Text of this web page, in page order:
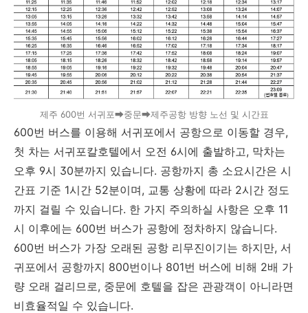
제주 600번 서귀포➡중문➡제주공항 방향 노선 및 시간표
600번 버스를 이용해 서귀포에서 공항으로 이동할 경우,
첫 차는 서귀포칼호텔에서 오전 6시에 출발하고, 막차는
오후 9시 30분까지 있습니다. 공항까지 총 소요시간은 시
간표 기준 1시간 52분이며, 교통 상황에 따라 2시간 정도
까지 걸릴 수 있습니다. 한 가지 주의하실 사항은 오후 11
시 이후에는 600번 버스가 공항에 정차하지 않습니다.
600번 버스가 가장 오래된 공항 리무진이기는 하지만, 서
귀포에서 공항까지 800번이나 801번 버스에 비해 2배 가
량 오래 걸리므로, 중문에 호텔을 잡은 관광객이 아니라면
비효율적일 수 있습니다.